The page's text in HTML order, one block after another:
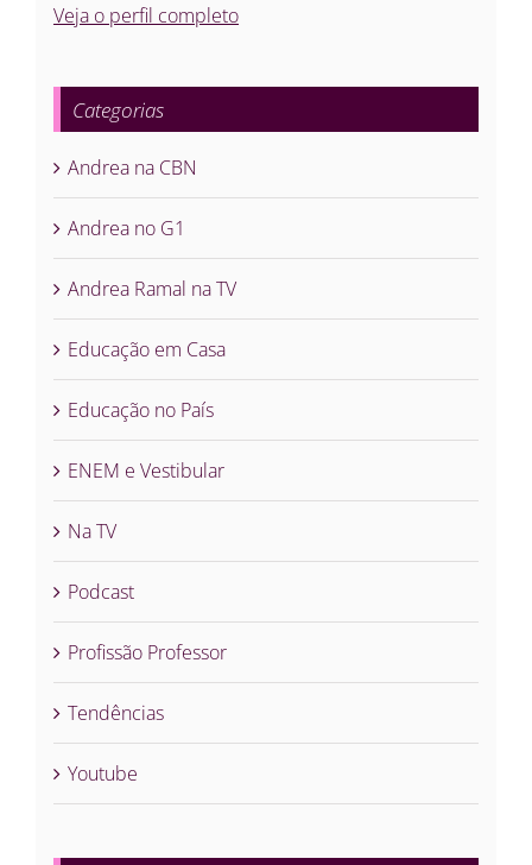
Veja o perfil completo
Categorias
Andrea na CBN
Andrea no G1
Andrea Ramal na TV
Educação em Casa
Educação no País
ENEM e Vestibular
Na TV
Podcast
Profissão Professor
Tendências
Youtube